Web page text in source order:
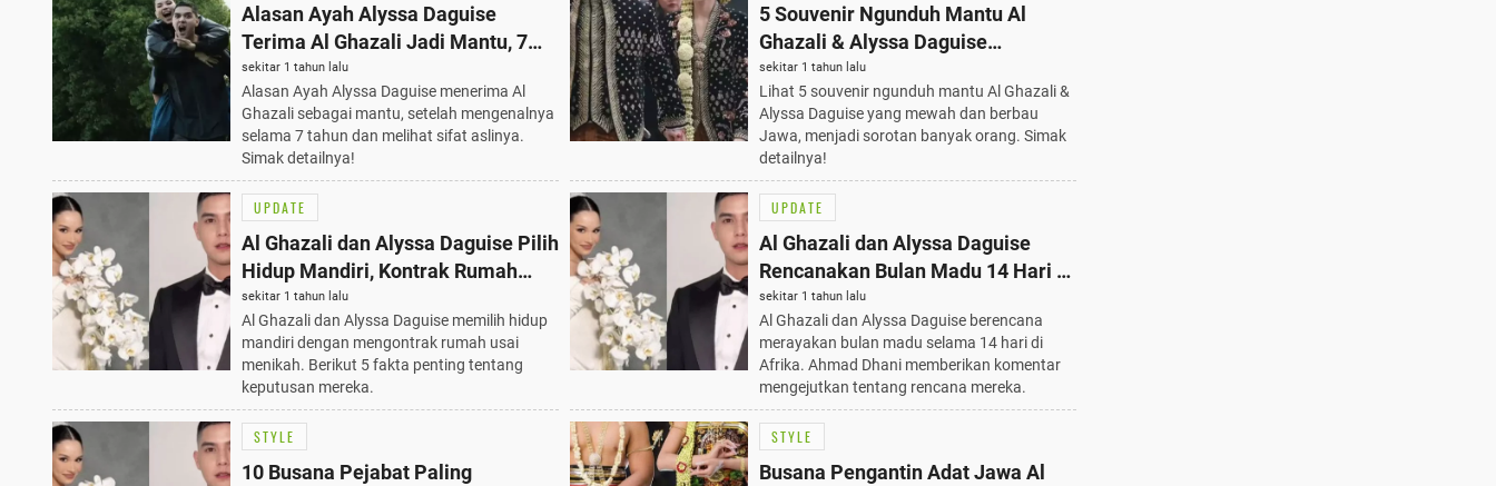
Alasan Ayah Alyssa Daguise
Terima Al Ghazali Jadi Mantu, 7
Tahun Kenal dan Sifat Asli
Terungkap
sekitar 1 tahun lalu
Alasan Ayah Alyssa Daguise menerima Al
Ghazali sebagai mantu, setelah mengenalnya
selama 7 tahun dan melihat sifat aslinya.
Simak detailnya!
5 Souvenir Ngunduh Mantu Al
Ghazali & Alyssa Daguise
Terungkap, Mewah dan Berbau
Jawa
sekitar 1 tahun lalu
Lihat 5 souvenir ngunduh mantu Al Ghazali &
Alyssa Daguise yang mewah dan berbau
Jawa, menjadi sorotan banyak orang. Simak
detailnya!
UPDATE
Al Ghazali dan Alyssa Daguise Pilih
Hidup Mandiri, Kontrak Rumah
Usai Menikah: 5 Fakta Penting
sekitar 1 tahun lalu
Al Ghazali dan Alyssa Daguise memilih hidup
mandiri dengan mengontrak rumah usai
menikah. Berikut 5 fakta penting tentang
keputusan mereka.
UPDATE
Al Ghazali dan Alyssa Daguise
Rencanakan Bulan Madu 14 Hari di
Afrika, Ahmad Dhani Beri
Komentar Mengejutkan
sekitar 1 tahun lalu
Al Ghazali dan Alyssa Daguise berencana
merayakan bulan madu selama 14 hari di
Afrika. Ahmad Dhani memberikan komentar
mengejutkan tentang rencana mereka.
STYLE
10 Busana Pejabat Paling
STYLE
Busana Pengantin Adat Jawa Al